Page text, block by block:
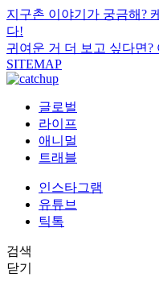
지구촌 이야기가 궁금해?
다!
귀여운 거 더 보고 싶다면?
SITEMAP
글로벌
라이프
애니멀
트래블
인스타그램
유튜브
틱톡
검색
닫기